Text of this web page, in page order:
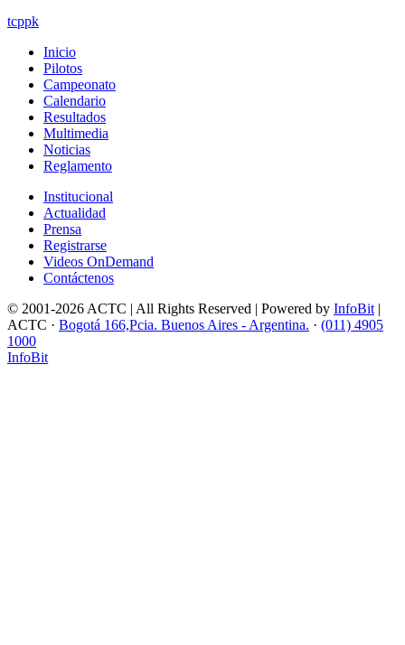
tcppk
Inicio
Pilotos
Campeonato
Calendario
Resultados
Multimedia
Noticias
Reglamento
Institucional
Actualidad
Prensa
Registrarse
Videos OnDemand
Contáctenos
© 2001-2026 ACTC | All Rights Reserved | Powered by InfoBit |
ACTC · Bogotá 166,Pcia. Buenos Aires - Argentina. · (011) 4905
1000
InfoBit